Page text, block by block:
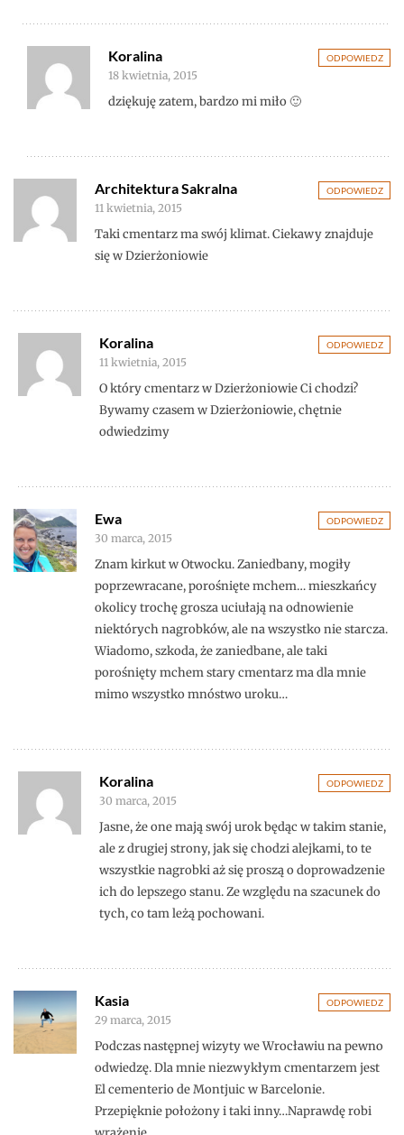
ODPOWIEDZ
Koralina
18 kwietnia, 2015
dziękuję zatem, bardzo mi miło 🙂
ODPOWIEDZ
Architektura Sakralna
11 kwietnia, 2015
Taki cmentarz ma swój klimat. Ciekawy znajduje
się w Dzierżoniowie
ODPOWIEDZ
Koralina
11 kwietnia, 2015
O który cmentarz w Dzierżoniowie Ci chodzi?
Bywamy czasem w Dzierżoniowie, chętnie
odwiedzimy
ODPOWIEDZ
Ewa
30 marca, 2015
Znam kirkut w Otwocku. Zaniedbany, mogiły
poprzewracane, porośnięte mchem… mieszkańcy
okolicy trochę grosza uciułają na odnowienie
niektórych nagrobków, ale na wszystko nie starcza.
Wiadomo, szkoda, że zaniedbane, ale taki
porośnięty mchem stary cmentarz ma dla mnie
mimo wszystko mnóstwo uroku…
ODPOWIEDZ
Koralina
30 marca, 2015
Jasne, że one mają swój urok będąc w takim stanie,
ale z drugiej strony, jak się chodzi alejkami, to te
wszystkie nagrobki aż się proszą o doprowadzenie
ich do lepszego stanu. Ze względu na szacunek do
tych, co tam leżą pochowani.
ODPOWIEDZ
Kasia
29 marca, 2015
Podczas następnej wizyty we Wrocławiu na pewno
odwiedzę. Dla mnie niezwykłym cmentarzem jest
El cementerio de Montjuic w Barcelonie.
Przepięknie położony i taki inny…Naprawdę robi